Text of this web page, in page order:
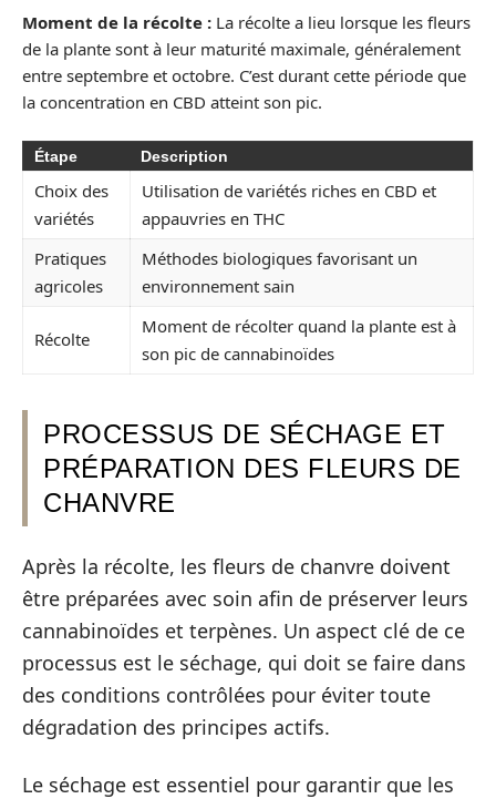
Moment de la récolte : La récolte a lieu lorsque les fleurs
de la plante sont à leur maturité maximale, généralement
entre septembre et octobre. C’est durant cette période que
la concentration en CBD atteint son pic.
Étape Description
Choix des
variétés
Utilisation de variétés riches en CBD et
appauvries en THC
Pratiques
agricoles
Méthodes biologiques favorisant un
environnement sain
Récolte
Moment de récolter quand la plante est à
son pic de cannabinoïdes
PROCESSUS DE SÉCHAGE ET
PRÉPARATION DES FLEURS DE
CHANVRE
Après la récolte, les fleurs de chanvre doivent
être préparées avec soin afin de préserver leurs
cannabinoïdes et terpènes. Un aspect clé de ce
processus est le séchage, qui doit se faire dans
des conditions contrôlées pour éviter toute
dégradation des principes actifs.
Le séchage est essentiel pour garantir que les